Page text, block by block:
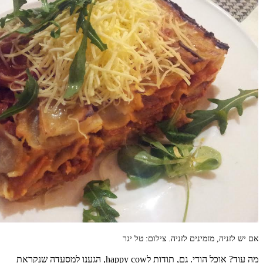
אם יש לזניה, מזמינים לזניה. צילום: טל יגר
מה עוד? אוכל הודי. גם, תודות לhappy cow, הגענו למסעדה שנקראת